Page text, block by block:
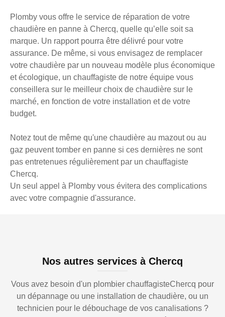
Plomby vous offre le service de réparation de votre
chaudière en panne à Chercq, quelle qu’elle soit sa
marque. Un rapport pourra être délivré pour votre
assurance. De même, si vous envisagez de remplacer
votre chaudière par un nouveau modèle plus économique
et écologique, un chauffagiste de notre équipe vous
conseillera sur le meilleur choix de chaudière sur le
marché, en fonction de votre installation et de votre
budget.
Notez tout de même qu'une chaudière au mazout ou au
gaz peuvent tomber en panne si ces dernières ne sont
pas entretenues régulièrement par un chauffagiste
Chercq.
Un seul appel à Plomby vous évitera des complications
avec votre compagnie d'assurance.
Nos autres services à Chercq
Vous avez besoin d'un plombier chauffagisteChercq pour
un dépannage ou une installation de chaudière, ou un
technicien pour le débouchage de vos canalisations ?